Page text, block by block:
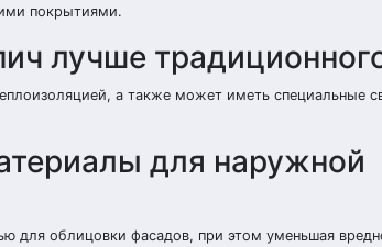
покрытиями.
лучше
а также может иметь специальные
для наружной
для облицовки фасадов, при этом уменьшая